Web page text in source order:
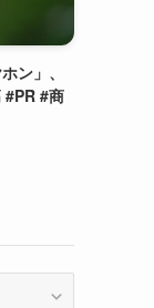
ン」、
#PR #商